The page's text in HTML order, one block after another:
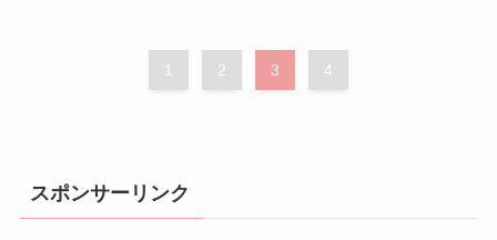
1 2 3 4
スポンサーリンク